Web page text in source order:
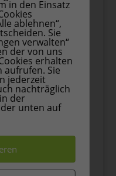
Set direkt
es mit ein paar
kleiner
entspannte
für
in den Einsatz
ablehnen“,
Sie
verwalten“
der von uns
erhalten
aufrufen. Sie
jederzeit
nachträglich
der
unten auf